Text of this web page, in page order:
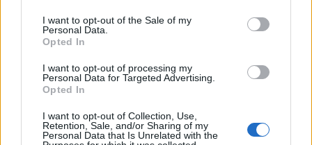
I want to opt-out of the Sale of my
Personal Data.
Opted In
I want to opt-out of processing my
Personal Data for Targeted Advertising.
Opted In
I want to opt-out of Collection, Use,
Retention, Sale, and/or Sharing of my
Personal Data that Is Unrelated with the
2026. augusztus 05., szerda
Kedden választhatják meg
Magyarország új köztársasági